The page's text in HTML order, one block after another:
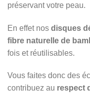
préservant votre peau.
En effet nos disques
fibre naturelle de
fois et réutilisables.
Vous faites donc des
contribuez au respect